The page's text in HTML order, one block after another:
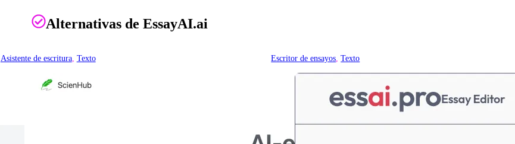
Alternativas de EssayAI.ai
Asistente de escritura, Texto Escritor de ensayos, Texto